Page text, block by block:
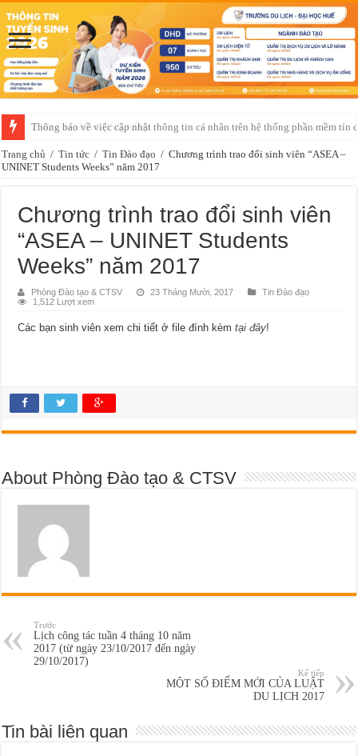
BÁO CÁO BA CÔNG KHAI
Trang chủ / Tin tức / Tin Đào đạo / Chương trình trao đổi sinh viên “ASEA –
UNINET Students Weeks” năm 2017
Chương trình trao đổi sinh viên
“ASEA – UNINET Students
Weeks” năm 2017
Phòng Đào tạo & CTSV 23 Tháng Mười, 2017
Tin Đào đạo
1,512 Lượt xem
Các bạn sinh viên xem chi tiết ở file đính kèmtại đây!
About Phòng Đào tạo & CTSV
Trước
Lịch công tác tuần 4 tháng 10 năm
2017 (từ ngày 23/10/2017 đến ngày
29/10/2017)
Kế tiếp
MỘT SỐ ĐIỂM MỚI CỦA LUẬT
DU LỊCH 2017
Tin bài liên quan